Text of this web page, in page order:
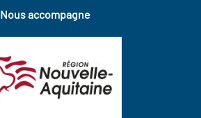
Nous accompagne